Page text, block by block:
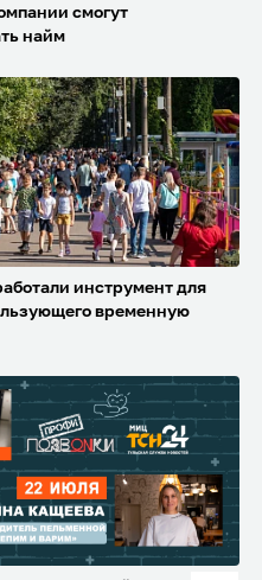
смогут
найм
инструмент для
временную